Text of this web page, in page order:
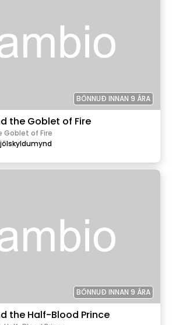
BÖNNUÐ INNAN 9 ÁRA
the Goblet of Fire
Goblet of Fire
BÖNNUÐ INNAN 9 ÁRA
the Half-Blood Prince